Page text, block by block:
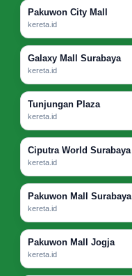
Pakuwon City Mall
kereta.id
Galaxy Mall Surabaya
kereta.id
Tunjungan Plaza
kereta.id
Ciputra World Surabaya
kereta.id
Pakuwon Mall Surabaya
kereta.id
Pakuwon Mall Jogja
kereta.id